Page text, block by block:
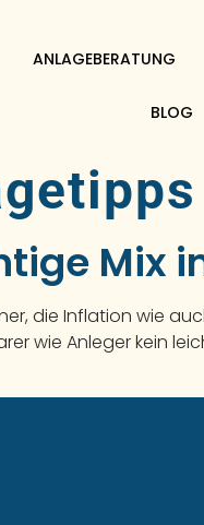
ANLAGEBERATUNG
BLOG
Mix
die Inflation wie
wie Anleger kein